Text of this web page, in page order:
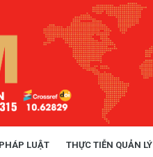
LUẬT THỰC TIỄN QUẢN LÝ